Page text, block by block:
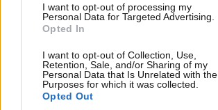
I want to opt-out of processing my
Personal Data for Targeted Advertising.
Opted In
I want to opt-out of Collection, Use,
Retention, Sale, and/or Sharing of my
Personal Data that Is Unrelated with the
Purposes for which it was collected.
Opted Out